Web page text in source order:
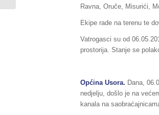
Ravna, Oruče, Misurići,
Ekipe rade na terenu te
Vatrogasci su od
prostorija. Stanje se
Općina Usora. Dana,
nedjelju, došlo je na
kanala na